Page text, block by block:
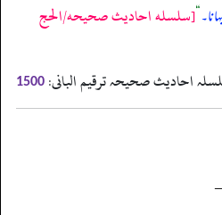
“[سلسله احاديث صحيحه/الحج
احادیث صحیحہ ترقیم البانی: 1500